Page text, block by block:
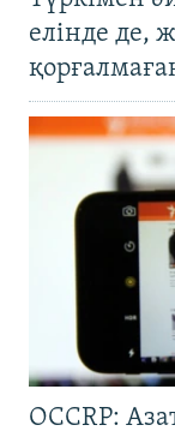
елінде де,
OCCRP: